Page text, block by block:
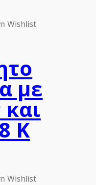
Wishlist
με
Κ
Wishlist